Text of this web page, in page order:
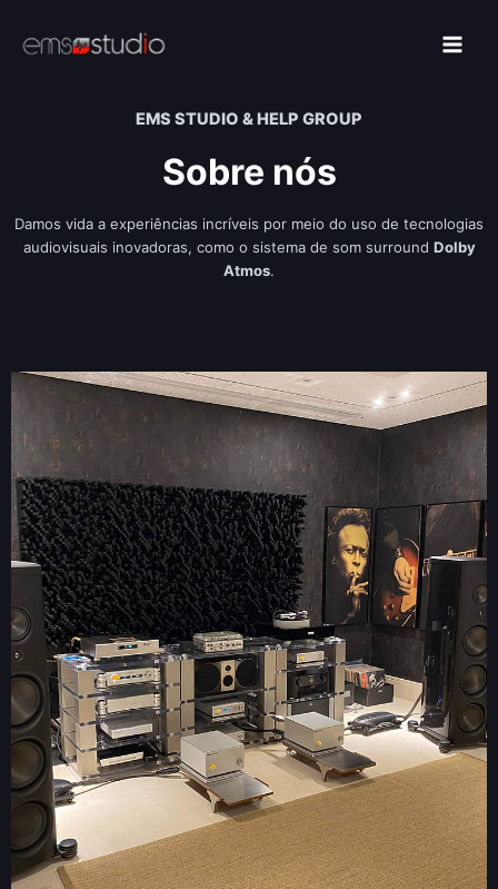
EMS STUDIO & HELP GROUP
Sobre nós
Damos vida a experiências incríveis por meio do uso de tecnologias
audiovisuais inovadoras, como o sistema de som surround Dolby
Atmos.